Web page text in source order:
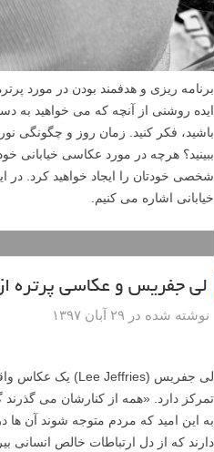
تنظیمات دوربین برای عکاسی خیابانی
باید استفاده کنید مانند دوربین (که
جامع مفید هم برای مبتدیان و هم حرفه